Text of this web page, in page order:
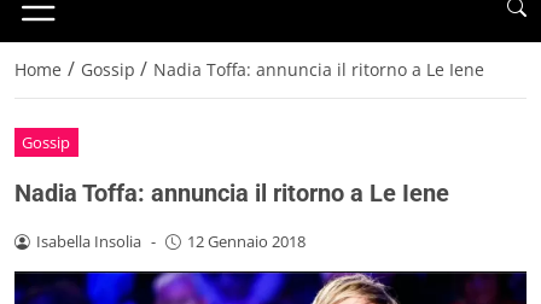
Home / Gossip / Nadia Toffa: annuncia il ritorno a Le Iene
Gossip
Nadia Toffa: annuncia il ritorno a Le Iene
Isabella Insolia - 12 Gennaio 2018